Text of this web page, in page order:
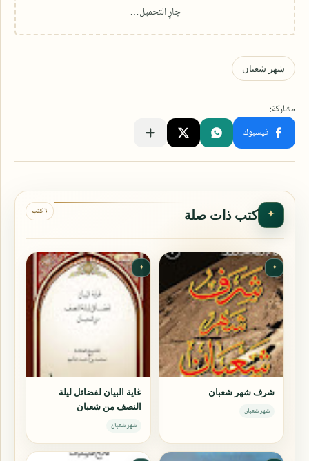
✦ كتب ذات صلة ٦ كتب
✦
شرف شهر شعبان
شهر شعبان
✦
غاية البيان لفضائل ليلة
النصف من شعبان
شهر شعبان